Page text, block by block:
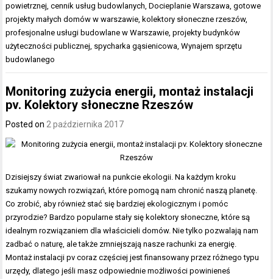
powietrznej ,cennik usług budowlanych ,Docieplanie Warszawa ,gotowe
projekty małych domów w warszawie ,kolektory słoneczne rzeszów,
profesjonalne usługi budowlane w Warszawie ,projekty budynków
użyteczności publicznej spycharka gąsienicowa ,Wynajem sprzętu
budowlanego
Monitoring zużycia energii, montaż instalacji
pv. Kolektory słoneczne Rzeszów
Posted on 2 października 2017
Dzisiejszy świat zwariował na punkcie ekologii. Na każdym kroku
szukamy nowych rozwiązań, które pomogą nam chronić naszą planetę.
Co zrobić, aby również stać się bardziej ekologicznym i pomóc
przyrodzie? Bardzo popularne stały się kolektory słoneczne, które są
idealnym rozwiązaniem dla właścicieli domów. Nie tylko pozwalają nam
zadbać o naturę, ale także zmniejszają nasze rachunki za energię.
Montaż instalacji pv coraz częściej jest finansowany przez różnego typu
urzędy, dlatego jeśli masz odpowiednie możliwości powinieneś